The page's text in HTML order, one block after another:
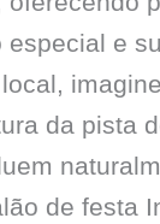
e
da pista
de festa